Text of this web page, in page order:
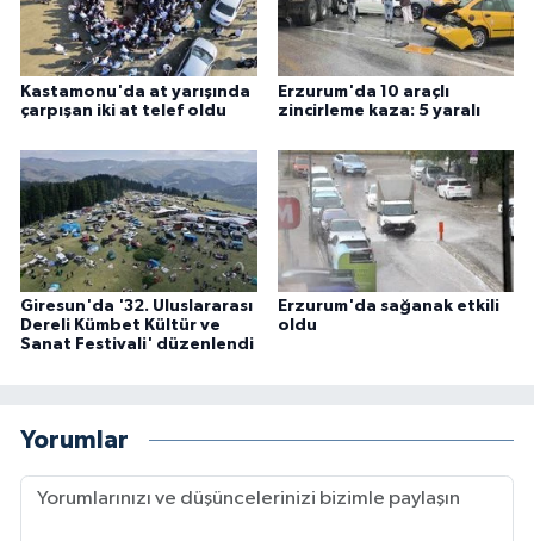
Kastamonu'da at yarışında
çarpışan iki at telef oldu
Erzurum'da 10 araçlı
zincirleme kaza: 5 yaralı
Giresun'da '32. Uluslararası
Dereli Kümbet Kültür ve
Sanat Festivali' düzenlendi
Erzurum'da sağanak etkili
oldu
Yorumlar